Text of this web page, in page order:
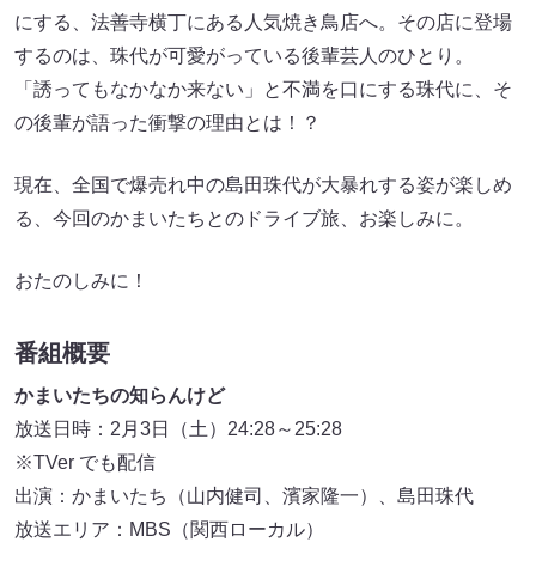
にする、法善寺横丁にある人気焼き鳥店へ。その店に登場
するのは、珠代が可愛がっている後輩芸人のひとり。
「誘ってもなかなか来ない」と不満を口にする珠代に、そ
の後輩が語った衝撃の理由とは！？
現在、全国で爆売れ中の島田珠代が大暴れする姿が楽しめ
る、今回のかまいたちとのドライブ旅、お楽しみに。
おたのしみに！
番組概要
かまいたちの知らんけど
放送日時：2月3日（土）24:28～25:28
※TVer でも配信
出演：かまいたち（山内健司、濱家隆一）、島田珠代
放送エリア：MBS（関西ローカル）